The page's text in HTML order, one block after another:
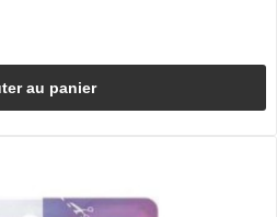
au panier